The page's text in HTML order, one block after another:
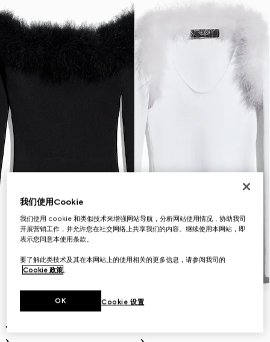
我们使用Cookie
我们使用 cookie 和类似技术来增强网站导航，分析网站使用情况，协助我司
开展营销工作，并允许您在社交网络上共享我们的内容。继续使用本网站，即
表示您同意本使用条款。
要了解此类技术及其在本网站上的使用相关的更多信息，请参阅我司的
Cookie 政策。
Cookie 设置
OK